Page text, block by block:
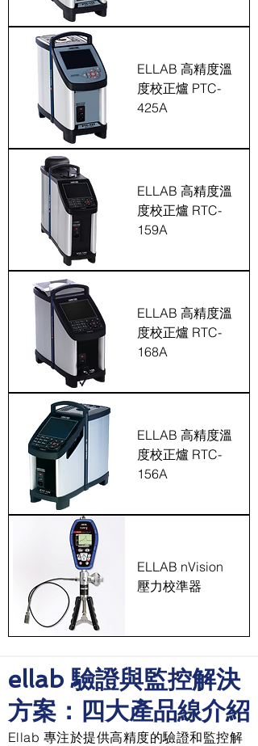
ELLAB 高精度溫
度校正爐 PTC-
425A
ELLAB 高精度溫
度校正爐 RTC-
159A
ELLAB 高精度溫
度校正爐 RTC-
168A
ELLAB 高精度溫
度校正爐 RTC-
156A
ELLAB nVision
壓力校準器
ellab 驗證與監控解決
方案：四大產品線介紹
Ellab 專注於提供高精度的驗證和監控解